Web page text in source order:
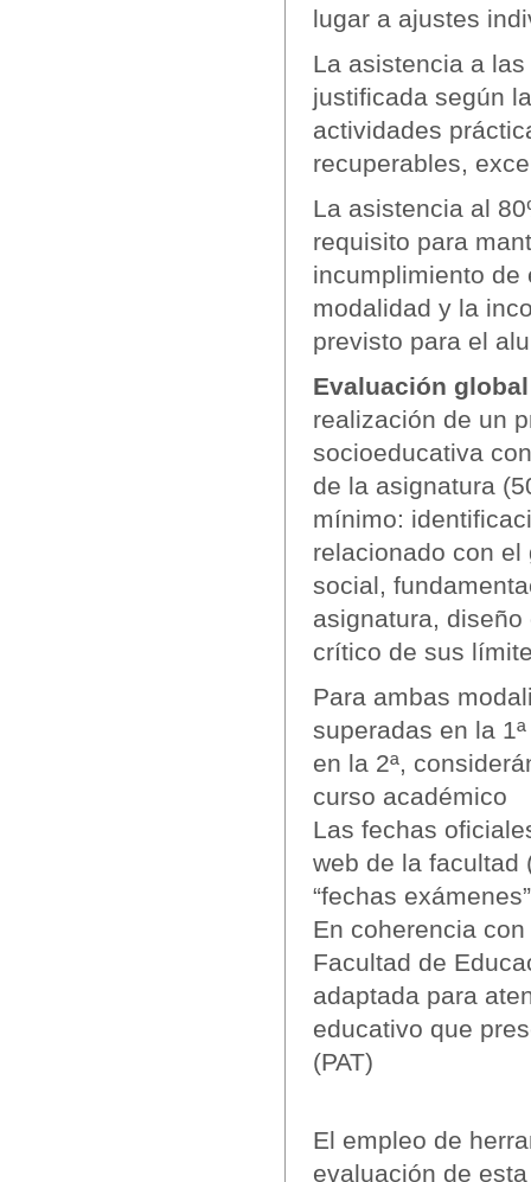
lugar a ajustes
La asistencia a
justificada según
actividades
recuperables,
La asistencia al
requisito para
incumplimiento de
modalidad y la
previsto para el
Evaluación
realización de un
socioeducativa
de la asignatura
mínimo:
relacionado con
social,
asignatura,
crítico de sus
Para ambas
superadas en la
en la 2ª,
curso académico
Las fechas
web de la facultad
“fechas
En coherencia
Facultad de
adaptada para
educativo que
(PAT)
El empleo de
evaluación de